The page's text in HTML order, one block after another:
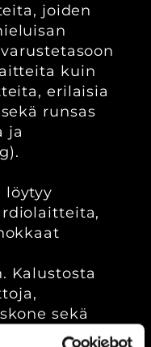
joiden
kuin
erilaisia
runsas
ja
löytyy
Kalustosta
sekä